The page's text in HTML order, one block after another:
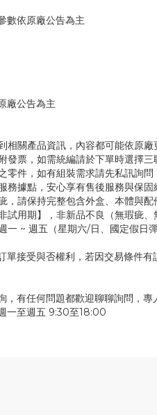
數依原廠公告為主
廠公告為主
相關產品資訊，內容都可能依原
發票，如需統編請於下單時選擇
零件，如有組裝需求請先私訊詢
務據點，安心享有售後服務與保固
，請保持完整包含外盒、本體與
試用期】，非新品不良（無瑕疵
一 ~ 週五（星期六/日、國定假日彈
單接受與否權利，若因交易條件
，有任何問題都歡迎聊聊詢問，專
一至週五 9:30至18:00